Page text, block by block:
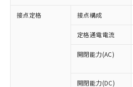
接点定格 接点構成
定格通電電流
開閉能力(AC)
開閉能力(DC)
ご利用条件
※1 対応状況
対応済み：EU RoHS指
非含有に対応した製品が
対応予定：EU RoHS指令
有に対応した製品に切り